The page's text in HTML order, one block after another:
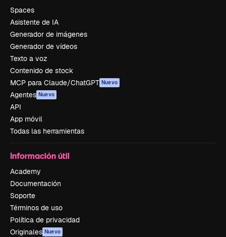
Spaces
Asistente de IA
Generador de imágenes
Generador de vídeos
Texto a voz
Contenido de stock
MCP para Claude/ChatGPT Nuevo
Agentes Nuevo
API
App móvil
Todas las herramientas
Información útil
Academy
Documentación
Soporte
Términos de uso
Política de privacidad
Originales Nuevo